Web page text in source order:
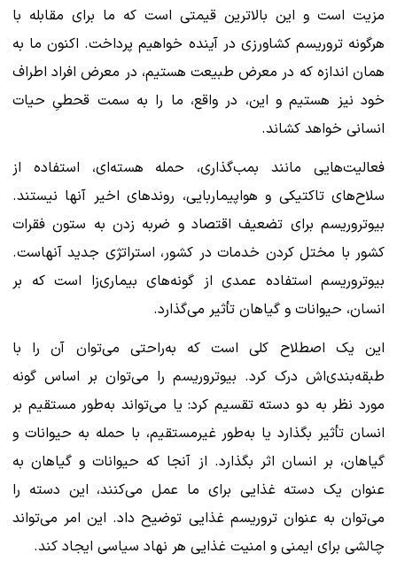
مزیت است و این بالاترین قیمتی است که ما برای مقابله با
هرگونه تروریسم کشاورزی در آینده خواهیم پرداخت. اکنون ما به
همان اندازه که در معرض طبیعت هستیم، در معرض افراد اطراف
خود نیز هستیم و این، در واقع، ما را به سمت قحطیِ حیات
انسانی خواهد کشاند.
فعالیت‌هایی مانند بمب‌گذاری، حمله هسته‌ای، استفاده از
سلاح‌های تاکتیکی و هواپیماربایی، روندهای اخیر آنها نیستند.
بیوتروریسم برای تضعیف اقتصاد و ضربه زدن به ستون فقرات
کشور با مختل کردن خدمات در کشور، استراتژی جدید آنهاست.
بیوتروریسم استفاده عمدی از گونه‌های بیماری‌زا است که بر
انسان، حیوانات و گیاهان تأثیر می‌گذارد.
این یک اصطلاح کلی است که به‌راحتی می‌توان آن را با
طبقه‌بندی‌اش درک کرد. بیوتروریسم را می‌توان بر اساس گونه
مورد نظر به دو دسته تقسیم کرد: یا می‌تواند به‌طور مستقیم بر
انسان تأثیر بگذارد یا به‌طور غیرمستقیم، با حمله به حیوانات و
گیاهان، بر انسان اثر بگذارد. از آنجا که حیوانات و گیاهان به
عنوان یک دسته غذایی برای ما عمل می‌کنند، این دسته را
می‌توان به عنوان تروریسم غذایی توضیح داد. این امر می‌تواند
چالشی برای ایمنی و امنیت غذایی هر نهاد سیاسی ایجاد کند.